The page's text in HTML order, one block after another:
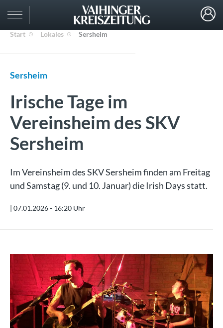
Start Lokales Sersheim
Sersheim
Irische Tage im
Vereinsheim des SKV
Sersheim
Im Vereinsheim des SKV Sersheim finden am Freitag
und Samstag (9. und 10. Januar) die Irish Days statt.
| 07.01.2026 - 16:20 Uhr